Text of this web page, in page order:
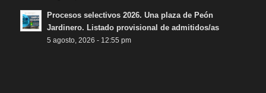
Procesos selectivos 2026. Una plaza de Peón
Jardinero. Listado provisional de admitidos/as
5 agosto, 2026 - 12:55 pm